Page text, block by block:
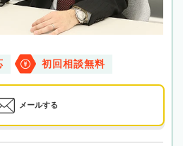
初回相談無料
メールする